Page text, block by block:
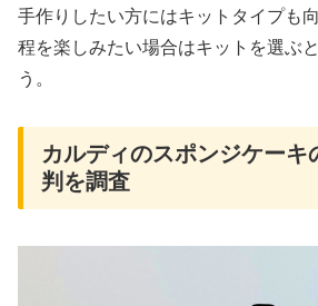
手作りしたい方にはキットタイプも
程を楽しみたい場合はキットを選ぶ
う。
カルディのスポンジケーキ
判を調査